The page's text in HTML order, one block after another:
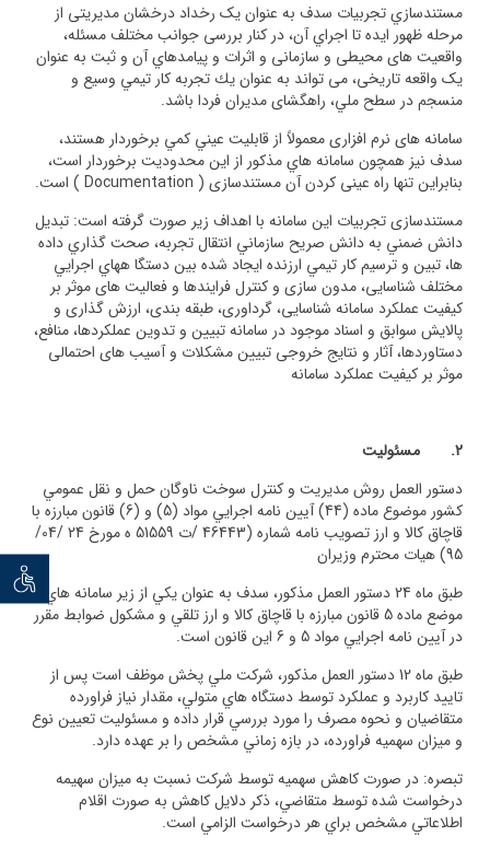
توان
مستندسازي تجربيات سدف به عنوان یک رخداد درخشان مدیریتی از
مرحله ظهور ایده تا اجراي آن، در كنار بررسی جوانب مختلف مسئله،
واقعیت های محیطی و سازمانی و اثرات و پيامدهاي آن و ثبت به عنوان
یک واقعه تاریخی، می تواند به عنوان يك تجربه كار تيمي وسيع و
منسجم در سطح ملي، راهگشای مدیران فردا باشد.
سامانه های نرم افزاری معمولاً از قابليت عيني كمي برخوردار هستند،
سدف نيز همچون سامانه هاي مذكور از اين محدودیت برخوردار است،
بنابراین تنها راه عینی کردن آن مستندسازی ( Documentation ) است.
مستندسازی تجربيات این سامانه با اهداف زیر صورت گرفته است: تبديل
دانش ضمني به دانش صريح سازماني انتقال تجربه، صحت گذاري داده
ها، تبين و ترسيم كار تيمي ارزنده ايجاد شده بين دستگا ههاي اجرايي
مختلف شناسايی، مدون سازی و کنترل فرايندها و فعالیت های موثر بر
کيفيت عملکرد سامانه شناسایی، گرداوری، طبقه بندی، ارزش گذاری و
پالایش سوابق و اسناد موجود در سامانه تبیین و تدوین عملكردها، منافع،
دستاوردها، آثار و نتایج خروجی تبیین مشکلات و آسیب های احتمالی
موثر بر کیفیت عملکرد سامانه
2.
مسئولیت­
دستور العمل روش مديريت و كنترل سوخت ناوگان حمل و نقل عمومي
كشور موضوع ماده (44) آيين نامه اجرايي مواد (5) و (6) قانون مبارزه با
قاچاق كالا و ارز تصويب نامه شماره (46443 /ت 51559 ه مورخ 24 /04/
95) هيات محترم وزيران
طبق ماه 24 دستور العمل مذكور، سدف به عنوان يكي از زير سامانه هاي
موضع ماده 5 قانون مبارزه با قاچاق كالا و ارز تلقي و مشكول ضوابط مقرر
در آيين نامه اجرايي مواد 5 و 6 اين قانون است.
طبق ماه 12 دستور العمل مذكور، شركت ملي پخش موظف است پس از
تاييد كاربرد و عملكرد توسط دستگاه هاي متولي، مقدار نياز فراورده
متقاضيان و نحوه مصرف را مورد بررسي قرار داده و مسئوليت تعيين نوع
و ميزان سهميه فراورده، در بازه زماني مشخص را بر عهده دارد.
تبصره: در صورت كاهش سهميه توسط شركت نسبت به ميزان سهيمه
درخواست شده توسط متقاضي، ذكر دلايل كاهش به صورت اقلام
اطلاعاتي مشخص براي هر درخواست الزامي است.